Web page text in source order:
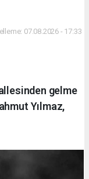
07.08.2026 - 17:33
gelme
Yılmaz,